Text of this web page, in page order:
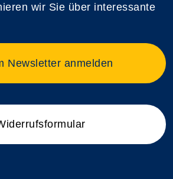
wir Sie über interessante
Newsletter anmelden